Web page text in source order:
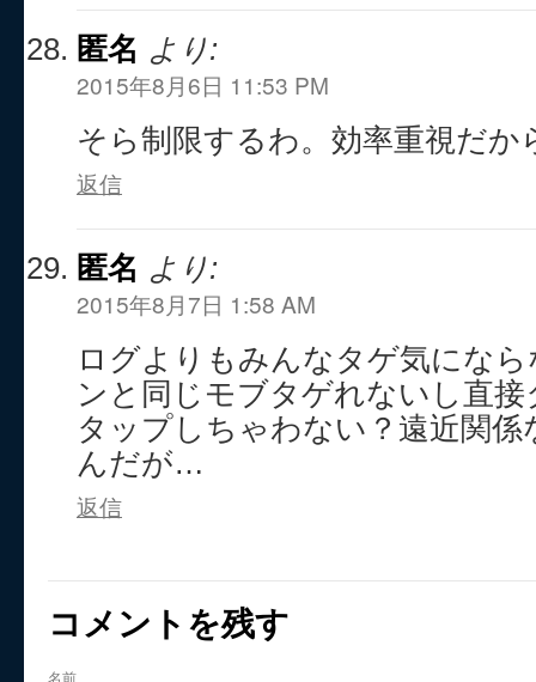
匿名 より:
2015年8月6日 11:53 PM
そら制限するわ。効率重視だか
返信
匿名 より:
2015年8月7日 1:58 AM
ログよりもみんなタゲ気にな
ンと同じモブタゲれないし直
タップしちゃわない？遠近関
んだが…
返信
コメントを残す
名前